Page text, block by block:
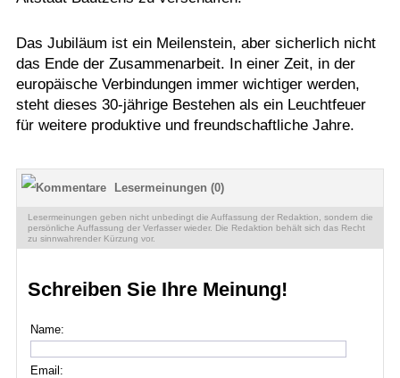
Das Jubiläum ist ein Meilenstein, aber sicherlich nicht
das Ende der Zusammenarbeit. In einer Zeit, in der
europäische Verbindungen immer wichtiger werden,
steht dieses 30-jährige Bestehen als ein Leuchtfeuer
für weitere produktive und freundschaftliche Jahre.
Lesermeinungen (0)
Lesermeinungen geben nicht unbedingt die Auffassung der Redaktion, sondern die
persönliche Auffassung der Verfasser wieder. Die Redaktion behält sich das Recht
zu sinnwahrender Kürzung vor.
Schreiben Sie Ihre Meinung!
Name:
Email: